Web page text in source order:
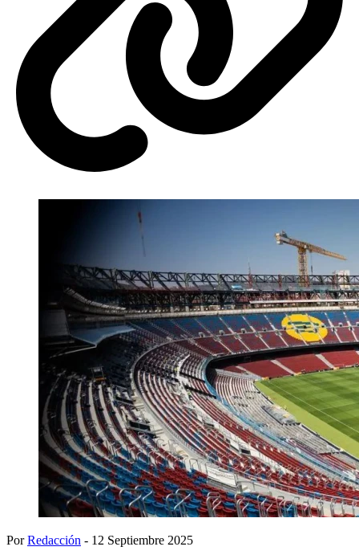
PorRedacción - 12 Septiembre 2025